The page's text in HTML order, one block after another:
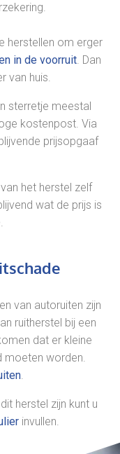
herstellen om erger
in de voorruit. Dan
van huis.
sterretje meestal
kostenpost. Via
prijsopgaaf
het herstel zelf
wat de prijs is
van autoruiten zijn
ruitherstel bij een
dat er kleine
moeten worden.
.
herstel zijn kunt u
invullen.